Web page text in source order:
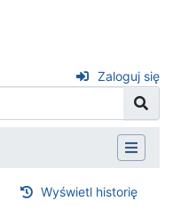
Zaloguj się
Wyświetl historię